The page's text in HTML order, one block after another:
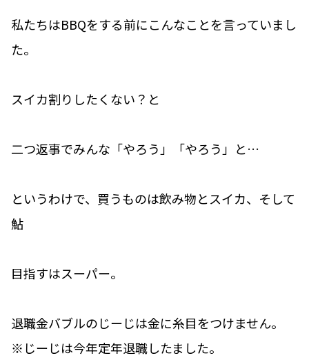
私たちはBBQをする前にこんなことを言っていまし
た。
スイカ割りしたくない？と
二つ返事でみんな「やろう」「やろう」と…
というわけで、買うものは飲み物とスイカ、そして
鮎
目指すはスーパー。
退職金バブルのじーじは金に糸目をつけません。
※じーじは今年定年退職したました。